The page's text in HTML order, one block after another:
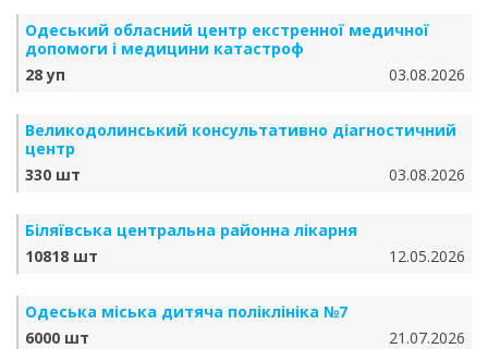
Одеський обласний центр екстренної медичної
допомоги і медицини катастроф
28 уп
03.08.2026
Великодолинський консультативно діагностичний
центр
330 шт
03.08.2026
Біляївська центральна районна лікарня
10818 шт
12.05.2026
Одеська міська дитяча поліклініка №7
6000 шт
21.07.2026